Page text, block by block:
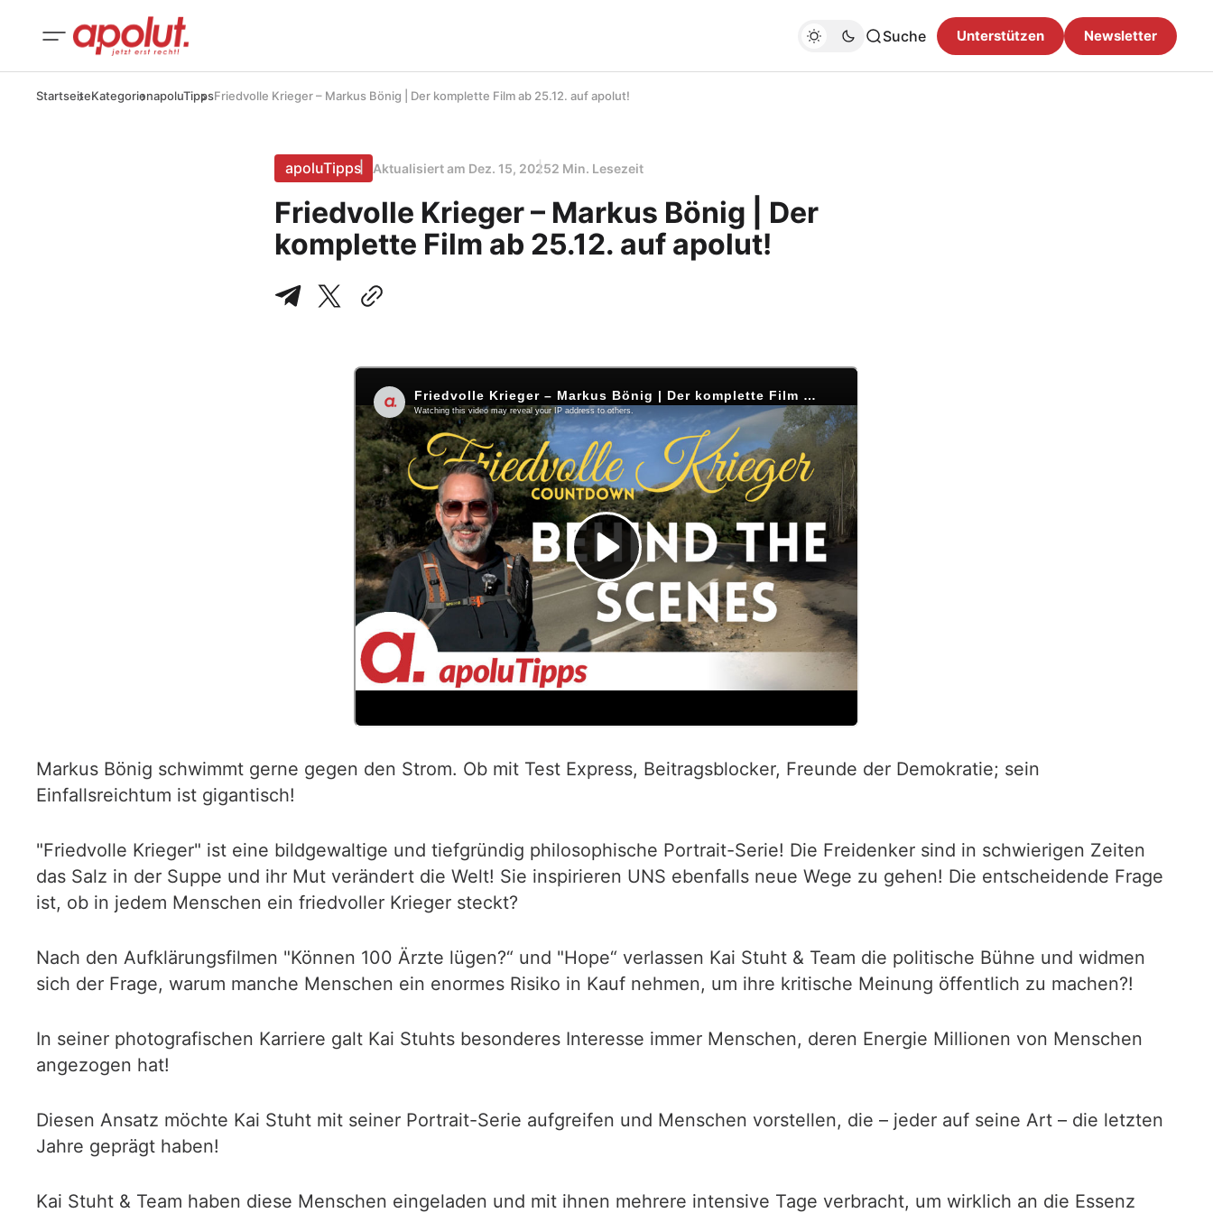
Suche Unterstützen Newsletter
StartseiteKategorienapoluTippsFriedvolle Krieger – Markus Bönig | Der komplette Film ab 25.12. auf apolut!
apoluTipps Aktualisiert am Dez. 15, 20252 Min. Lesezeit
Friedvolle Krieger – Markus Bönig | Der
komplette Film ab 25.12. auf apolut!
Markus Bönig schwimmt gerne gegen den Strom. Ob mit Test Express, Beitragsblocker, Freunde der Demokratie; sein
Einfallsreichtum ist gigantisch!
"Friedvolle Krieger" ist eine bildgewaltige und tiefgründig philosophische Portrait-Serie! Die Freidenker sind in schwierigen Zeiten
das Salz in der Suppe und ihr Mut verändert die Welt! Sie inspirieren UNS ebenfalls neue Wege zu gehen! Die entscheidende Frage
ist, ob in jedem Menschen ein friedvoller Krieger steckt?
Nach den Aufklärungsfilmen "Können 100 Ärzte lügen?“ und "Hope“ verlassen Kai Stuht & Team die politische Bühne und widmen
sich der Frage, warum manche Menschen ein enormes Risiko in Kauf nehmen, um ihre kritische Meinung öffentlich zu machen?!
In seiner photografischen Karriere galt Kai Stuhts besonderes Interesse immer Menschen, deren Energie Millionen von Menschen
angezogen hat!
Diesen Ansatz möchte Kai Stuht mit seiner Portrait-Serie aufgreifen und Menschen vorstellen, die – jeder auf seine Art – die letzten
Jahre geprägt haben!
Kai Stuht & Team haben diese Menschen eingeladen und mit ihnen mehrere intensive Tage verbracht, um wirklich an die Essenz